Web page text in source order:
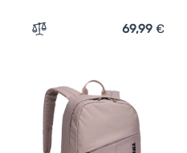
Thule Lithos 16 L' hinzufügen
Zum Vergleich 'Urban-
69,99 €